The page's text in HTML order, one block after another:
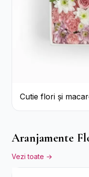
Cutie flori și
Aranjamente
Vezi toate →